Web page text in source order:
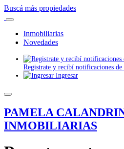
Buscá más propiedades
Inmobiliarias
Novedades
Registrate y recibí notificaciones
Ingresar
PAMELA
INMOBILIARIAS